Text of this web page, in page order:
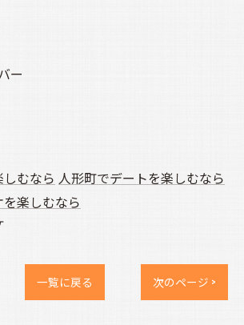
ー
むなら 人形町でデートを楽しむなら
楽しむなら
一覧に戻る 次のページ >